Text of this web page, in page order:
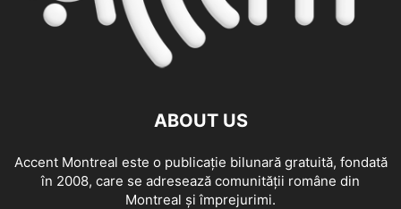
ABOUT US
Accent Montreal este o publicație bilunară gratuită, fondată
în 2008, care se adresează comunităţii române din
Montreal şi împrejurimi.